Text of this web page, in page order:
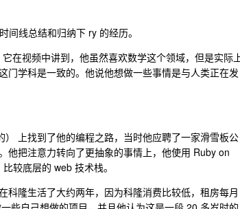
间线总结和归纳下 ry 的经历。
在视频中讲到，他虽然喜欢数学这个领域，但是实际
门学科是一致的。他说他想做一些事情是与人类正在发
上找到了他的编程之路，当时他应聘了一家滑雪板公
他把注意力转向了更抽象的事情上，他使用 Ruby on
较底层的 web 技术栈。
隆生活了大约两年，因为科隆消费比较低，租房每月